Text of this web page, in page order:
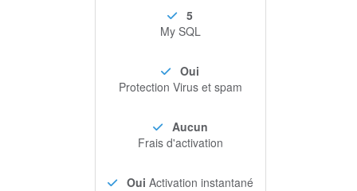
5
My SQL
Oui
Protection Virus et spam
Aucun
Frais d'activation
Oui Activation instantané